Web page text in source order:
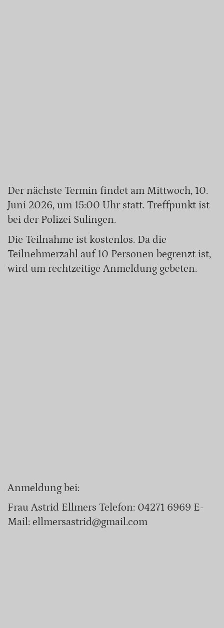
Der nächste Termin findet am Mittwoch, 10.
Juni 2026, um 15:00 Uhr statt. Treffpunkt ist
bei der Polizei Sulingen.
Die Teilnahme ist kostenlos. Da die
Teilnehmerzahl auf 10 Personen begrenzt ist,
wird um rechtzeitige Anmeldung gebeten.
Anmeldung bei:
Frau Astrid Ellmers Telefon: 04271 6969 E-
Mail: ellmersastrid@gmail.com